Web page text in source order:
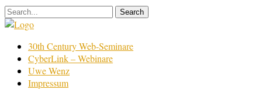
Skip
to
Film
Bearbeitung
30th Century Web-Seminare
CyberLink – Webinare
Uwe Wenz
Impressum